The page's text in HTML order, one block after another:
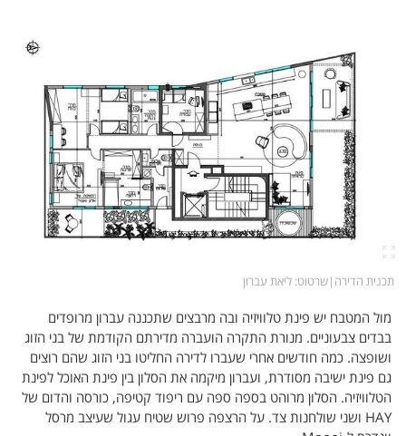
תכנית הדירה |שרטוט: ליאת עברון
מול המטבח יש פינת טלוויזיה ובה מרבצים שתכננה עברון מרופדים
בבדים צבעוניים. מנורת התקרה הועברה מדירתם הקודמת של בני הזוג
ושופצה. כמה חודשים אחרי שעברו לדירה החליטו בני הזוג שהם רוצים
גם פינת ישיבה מסודרת, ועברון מיקמה את הסלון בין פינת האוכל לפינת
הטלוויזיה. הסלון מרוהט בספה ספה עם ריפוד קטיפה, כורסה והדום של
HAY ושני שולחנות צד. על הרצפה פרוש שטיח עגול שעיצב מרסל